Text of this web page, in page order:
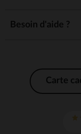
Besoin d'aide ?
Carte